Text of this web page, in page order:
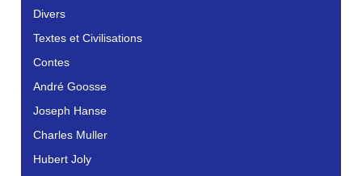
Divers
Textes et Civilisations
Contes
André Goosse
Joseph Hanse
Charles Muller
Hubert Joly